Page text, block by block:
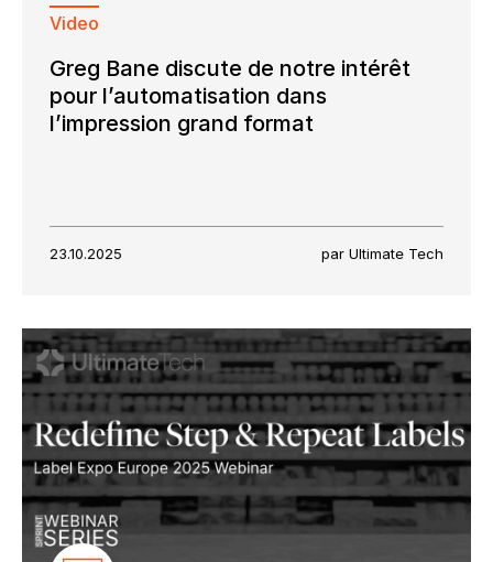
Video
Greg Bane discute de notre intérêt
pour l’automatisation dans
l’impression grand format
23.10.2025 par Ultimate Tech